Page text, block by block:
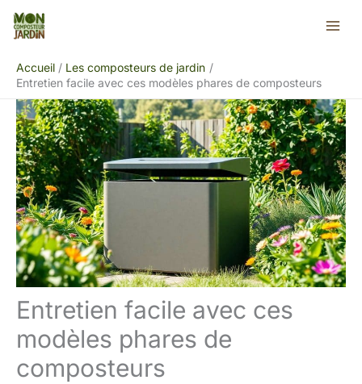
Aller
Accueil
Les composteurs de jardin
Entretien facile avec ces modèles phares de composteurs
Entretien facile avec ces
modèles phares de
composteurs
Rechercher